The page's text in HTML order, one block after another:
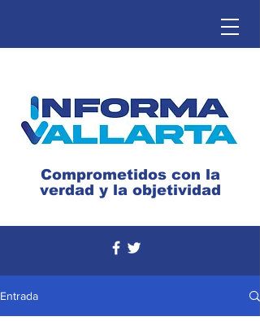
Comprometidos con la
verdad y la objetividad
Entrada